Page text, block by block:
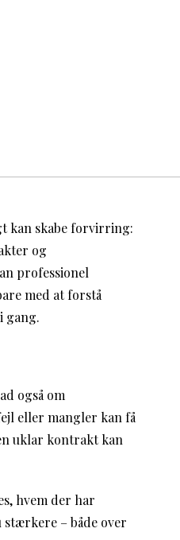
kan skabe forvirring:
og
professionel
med at forstå
gang.
også om
eller mangler kan få
uklar kontrakt kan
hvem der har
– både over